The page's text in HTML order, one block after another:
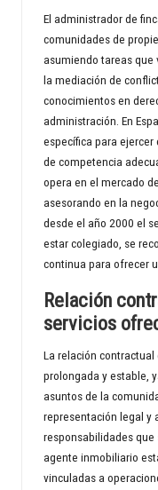
El administrador de
comunidades de
asumiendo tareas que
la mediación de
conocimientos en
administración. En
específica para
de competencia
opera en el mercado
asesorando en la
desde el año 2000 el
estar colegiado, se
continua para ofrecer
Relación
servicios
La relación
prolongada y estable,
asuntos de la
representación legal y
responsabilidades que
agente inmobiliario
vinculadas a